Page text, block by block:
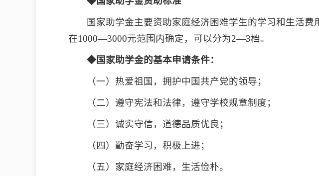
国家助学金主要资助家庭经济困难学生的学习和生活
在1000—3000元范围内确定，可以分为2—3档。
◆国家助学金的基本申请条件：
（一）热爱祖国，拥护中国共产党的领导；
（二）遵守宪法和法律，遵守学校规章制度；
（三）诚实守信，道德品质优良；
（四）勤奋学习，积极上进；
（五）家庭经济困难，生活俭朴。